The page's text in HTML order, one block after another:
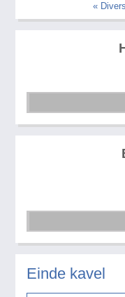
«
Einde kavel